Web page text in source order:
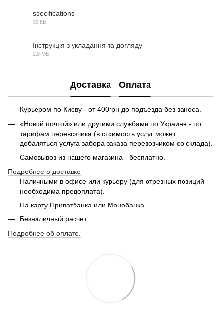
specifications
32 КБ
Інструкція з укладання та догляду
2.8 МБ
Доставка Оплата
Курьером по Киеву - от 400грн до подъезда без заноса.
«Новой почтой» или другими службами по Украине - по
тарифам перевозчика (в стоимость услуг может
добаляться услуга забора заказа перевозчиком со склада).
Самовывоз из нашего магазина - бесплатно.
Подробнее о доставке
Наличными в офисе или курьеру (для отрезных позиций
необходима предоплата).
На карту Приватбанка или Монобанка.
Безналичный расчет.
Подробнее об оплате.